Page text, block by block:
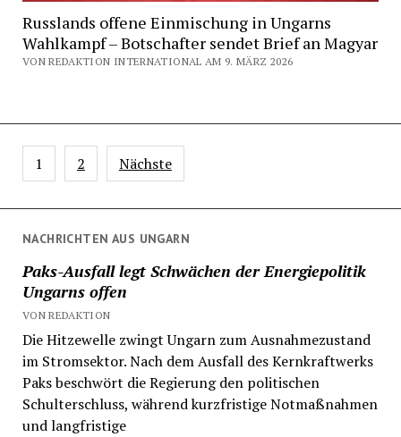
NACHRICHTEN AUS UNGARN
Paks-Ausfall legt Schwächen der Energiepolitik
Ungarns offen
VON REDAKTION
Die Hitzewelle zwingt Ungarn zum Ausnahmezustand
im Stromsektor. Nach dem Ausfall des Kernkraftwerks
Paks beschwört die Regierung den politischen
Schulterschluss, während kurzfristige Notmaßnahmen
und langfristige
Russlands offene Einmischung in Ungarns
Wahlkampf – Botschafter sendet Brief an Magyar
VON REDAKTION INTERNATIONAL AM 9. MÄRZ 2026
Seitennummerierung
der
1 2 Nächste